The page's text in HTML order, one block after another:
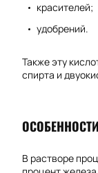
красителей;
удобрений.
Также эту
спирта и
В растворе